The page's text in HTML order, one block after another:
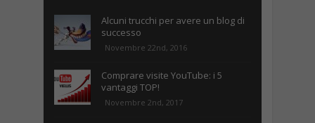
Alcuni trucchi per avere un blog di
successo
Novembre 22nd, 2016
Comprare visite YouTube: i 5
vantaggi TOP!
Novembre 2nd, 2017